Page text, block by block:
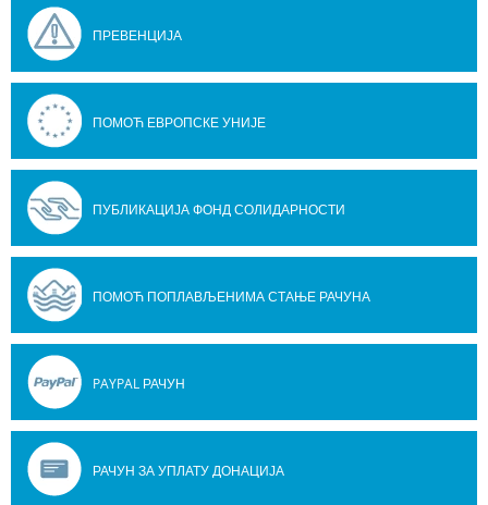
ПРЕВЕНЦИЈА
ПОМОЋ ЕВРОПСКЕ УНИЈЕ
ПУБЛИКАЦИЈА ФОНД СОЛИДАРНОСТИ
ПОМОЋ ПОПЛАВЉЕНИМА СТАЊЕ РАЧУНА
PAYPAL РАЧУН
РАЧУН ЗА УПЛАТУ ДОНАЦИЈА